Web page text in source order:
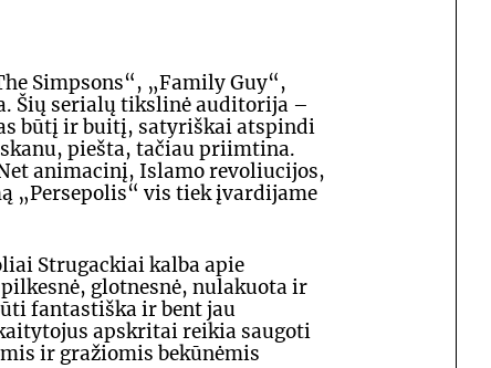
Simpsons“, „Family Guy“,
Šių serialų tikslinė auditorija –
būtį ir buitį, satyriškai atspindi
piešta, tačiau priimtina.
animacinį, Islamo revoliucijos,
„Persepolis“ vis tiek įvardijame
Strugackiai kalba apie
glotnesnė, nulakuota ir
fantastiška ir bent jau
apskritai reikia saugoti
ir gražiomis bekūnėmis